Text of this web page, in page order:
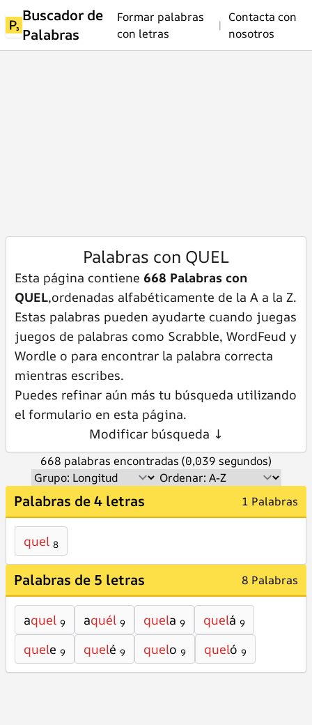
Buscador de
Palabras
Formar palabras
con letras
|
Contacta con
nosotros
Palabras con QUEL
Esta página contiene 668 Palabras con
QUEL,ordenadas alfabéticamente de la A a la Z.
Estas palabras pueden ayudarte cuando juegas
juegos de palabras como Scrabble, WordFeud y
Wordle o para encontrar la palabra correcta
mientras escribes.
Puedes refinar aún más tu búsqueda utilizando
el formulario en esta página.
Modificar búsqueda ↓
668 palabras encontradas (0,039 segundos)
Palabras de 4 letras 1 Palabras
quel 8
Palabras de 5 letras 8 Palabras
aquel 9 aquél 9 quela 9 quelá 9
quele 9 quelé 9 quelo 9 queló 9